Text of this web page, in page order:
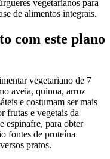
vegetarianos para
de alimentos integrais.
com este plano
vegetariano de 7
aveia, quinoa, arroz
e costumam ser mais
frutas e vegetais da
espinafre, para obter
fontes de proteína
pratos.